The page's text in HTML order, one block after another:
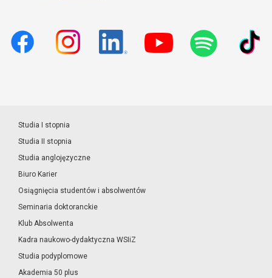
Studia I stopnia
Studia II stopnia
Studia anglojęzyczne
Biuro Karier
Osiągnięcia studentów i absolwentów
Seminaria doktoranckie
Klub Absolwenta
Kadra naukowo-dydaktyczna WSIiZ
Studia podyplomowe
Akademia 50 plus